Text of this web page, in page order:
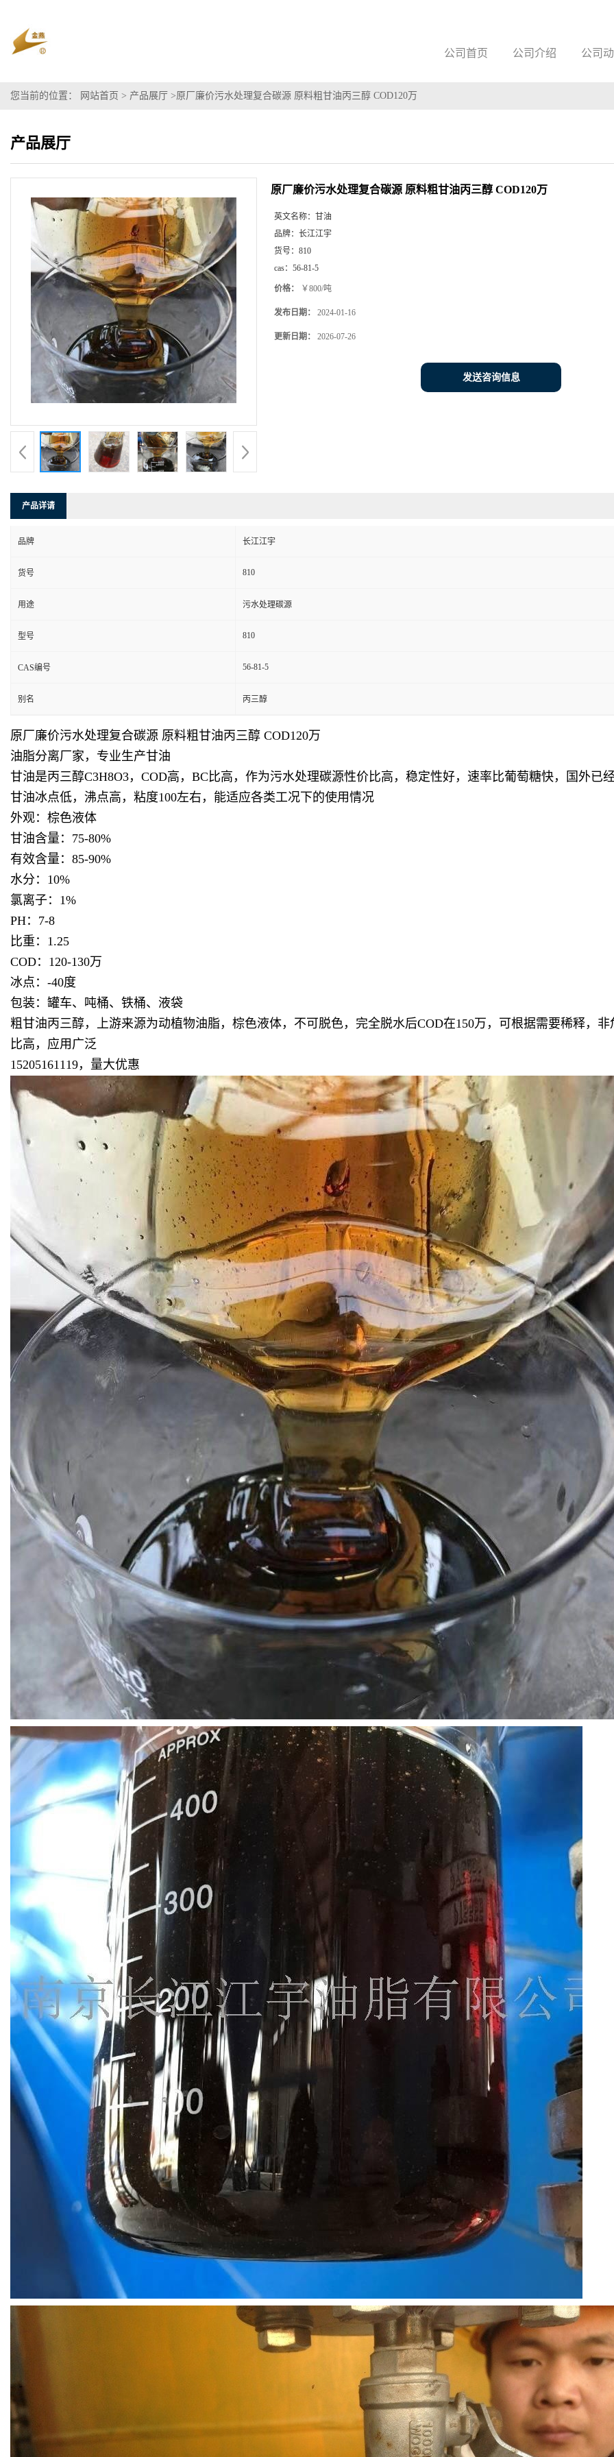
公司首页 公司介绍 公司
您当前的位置： 网站首页 > 产品展厅 >原厂廉价污水处理复合碳源 原料粗甘油丙三醇 COD120万
产品展厅
原厂廉价污水处理复合碳源 原料粗甘油丙三醇 COD120万
英文名称： 甘油
品牌： 长江江宇
货号： 810
cas： 56-81-5
价格： ￥800/吨
发布日期： 2024-01-16
更新日期： 2026-07-26
发送咨询信息
产品详请
品牌 长江江宇
货号 810
用途 污水处理碳源
型号 810
CAS编号 56-81-5
别名 丙三醇
原厂廉价污水处理复合碳源 原料粗甘油丙三醇 COD120万
油脂分离厂家，专业生产甘油
甘油是丙三醇C3H8O3，COD高，BC比高，作为污水处理碳源性价比高，稳定性好，速率比葡萄糖快，国外已
甘油冰点低，沸点高，粘度100左右，能适应各类工况下的使用情况
外观：棕色液体
甘油含量：75-80%
有效含量：85-90%
水分：10%
氯离子：1%
PH：7-8
比重：1.25
COD：120-130万
冰点：-40度
包装：罐车、吨桶、铁桶、液袋
粗甘油丙三醇，上游来源为动植物油脂，棕色液体，不可脱色，完全脱水后COD在150万，可根据需要稀释，
比高，应用广泛
15205161119，量大优惠